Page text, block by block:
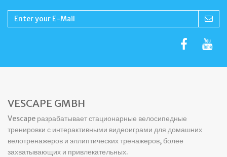
VESCAPE GMBH
Vescape разрабатывает стационарные велосипедные
тренировки с интерактивными видеоиграми для домашних
велотренажеров и эллиптических тренажеров, более
захватывающих и привлекательных.